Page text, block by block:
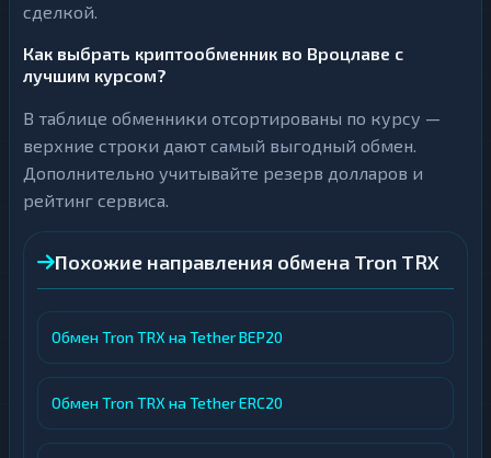
сделкой.
Как выбрать криптообменник во Вроцлаве с
лучшим курсом?
В таблице обменники отсортированы по курсу —
верхние строки дают самый выгодный обмен.
Дополнительно учитывайте резерв долларов и
рейтинг сервиса.
Похожие направления обмена Tron TRX
Обмен Tron TRX на Tether BEP20
Обмен Tron TRX на Tether ERC20